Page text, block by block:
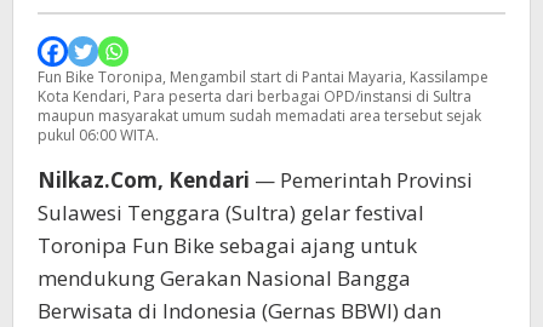
Fun
Fun Bike Toronipa, Mengambil start di Pantai Mayaria, Kassilampe
Kota Kendari, Para peserta dari berbagai OPD/instansi di Sultra
maupun masyarakat umum sudah memadati area tersebut sejak
pukul 06:00 WITA.
Nilkaz.Com, Kendari — Pemerintah Provinsi
Sulawesi Tenggara (Sultra) gelar festival
Toronipa Fun Bike sebagai ajang untuk
mendukung Gerakan Nasional Bangga
Berwisata di Indonesia (Gernas BBWI) dan